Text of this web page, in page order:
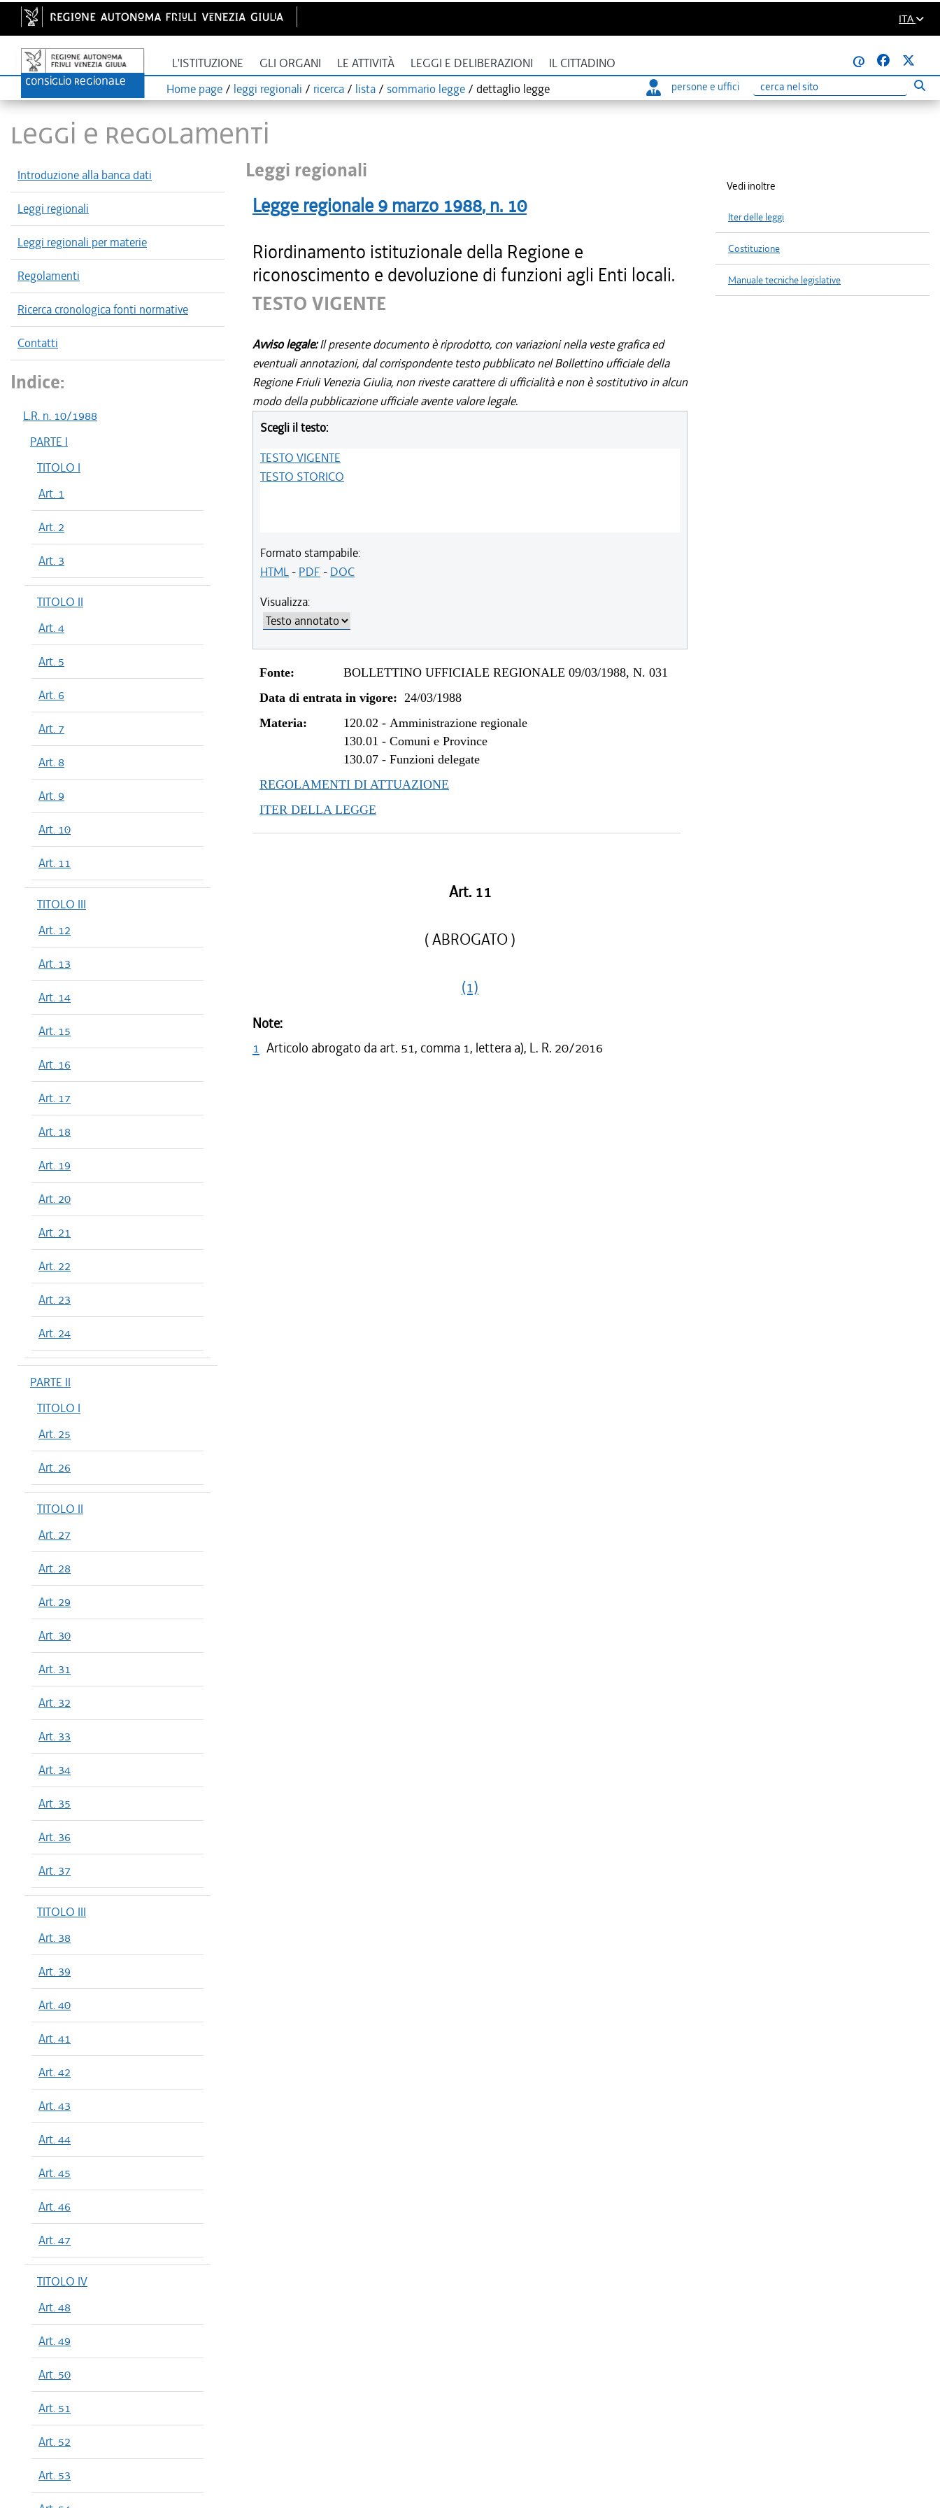
ITA
L'ISTITUZIONE GLI ORGANI LE ATTIVITÀ LEGGI E DELIBERAZIONI IL CITTADINO
@
Home page / leggi regionali / ricerca / lista / sommario legge / dettaglio legge persone e uffici
Ricerca
LEGGI E REGOLAMENTI
Introduzione alla banca dati
Leggi regionali
Leggi regionali per materie
Regolamenti
Ricerca cronologica fonti normative
Contatti
Indice:
L.R. n. 10/1988
PARTE I
TITOLO I
Art. 1
Art. 2
Art. 3
TITOLO II
Art. 4
Art. 5
Art. 6
Art. 7
Art. 8
Art. 9
Art. 10
Art. 11
TITOLO III
Art. 12
Art. 13
Art. 14
Art. 15
Art. 16
Art. 17
Art. 18
Art. 19
Art. 20
Art. 21
Art. 22
Art. 23
Art. 24
PARTE II
TITOLO I
Art. 25
Art. 26
TITOLO II
Art. 27
Art. 28
Art. 29
Art. 30
Art. 31
Art. 32
Art. 33
Art. 34
Art. 35
Art. 36
Art. 37
TITOLO III
Art. 38
Art. 39
Art. 40
Art. 41
Art. 42
Art. 43
Art. 44
Art. 45
Art. 46
Art. 47
TITOLO IV
Art. 48
Art. 49
Art. 50
Art. 51
Art. 52
Art. 53
Leggi regionali
Legge regionale 9 marzo 1988, n. 10
Riordinamento istituzionale della Regione e
riconoscimento e devoluzione di funzioni agli Enti locali.
TESTO VIGENTE
Avviso legale:Il presente documento è riprodotto, con variazioni nella veste grafica ed
eventuali annotazioni, dal corrispondente testo pubblicato nel Bollettino ufficiale della
Regione Friuli Venezia Giulia, non riveste carattere di ufficialità e non è sostitutivo in alcun
modo della pubblicazione ufficiale avente valore legale.
Scegli il testo:
TESTO VIGENTE
TESTO STORICO
Formato stampabile:
HTML- PDF - DOC
Visualizza:
Fonte:
BOLLETTINO UFFICIALE REGIONALE 09/03/1988, N. 031
Data di entrata in vigore: 24/03/1988
Materia:
120.02 -Amministrazione regionale
130.01 -Comuni e Province
130.07 -Funzioni delegate
REGOLAMENTI DI ATTUAZIONE
ITER DELLA LEGGE
Art. 11
( ABROGATO )
(1)
Note:
1 Articolo abrogato da art. 51, comma 1, lettera a), L. R. 20/2016
Vedi inoltre
Iter delle leggi
Costituzione
Manuale tecniche legislative